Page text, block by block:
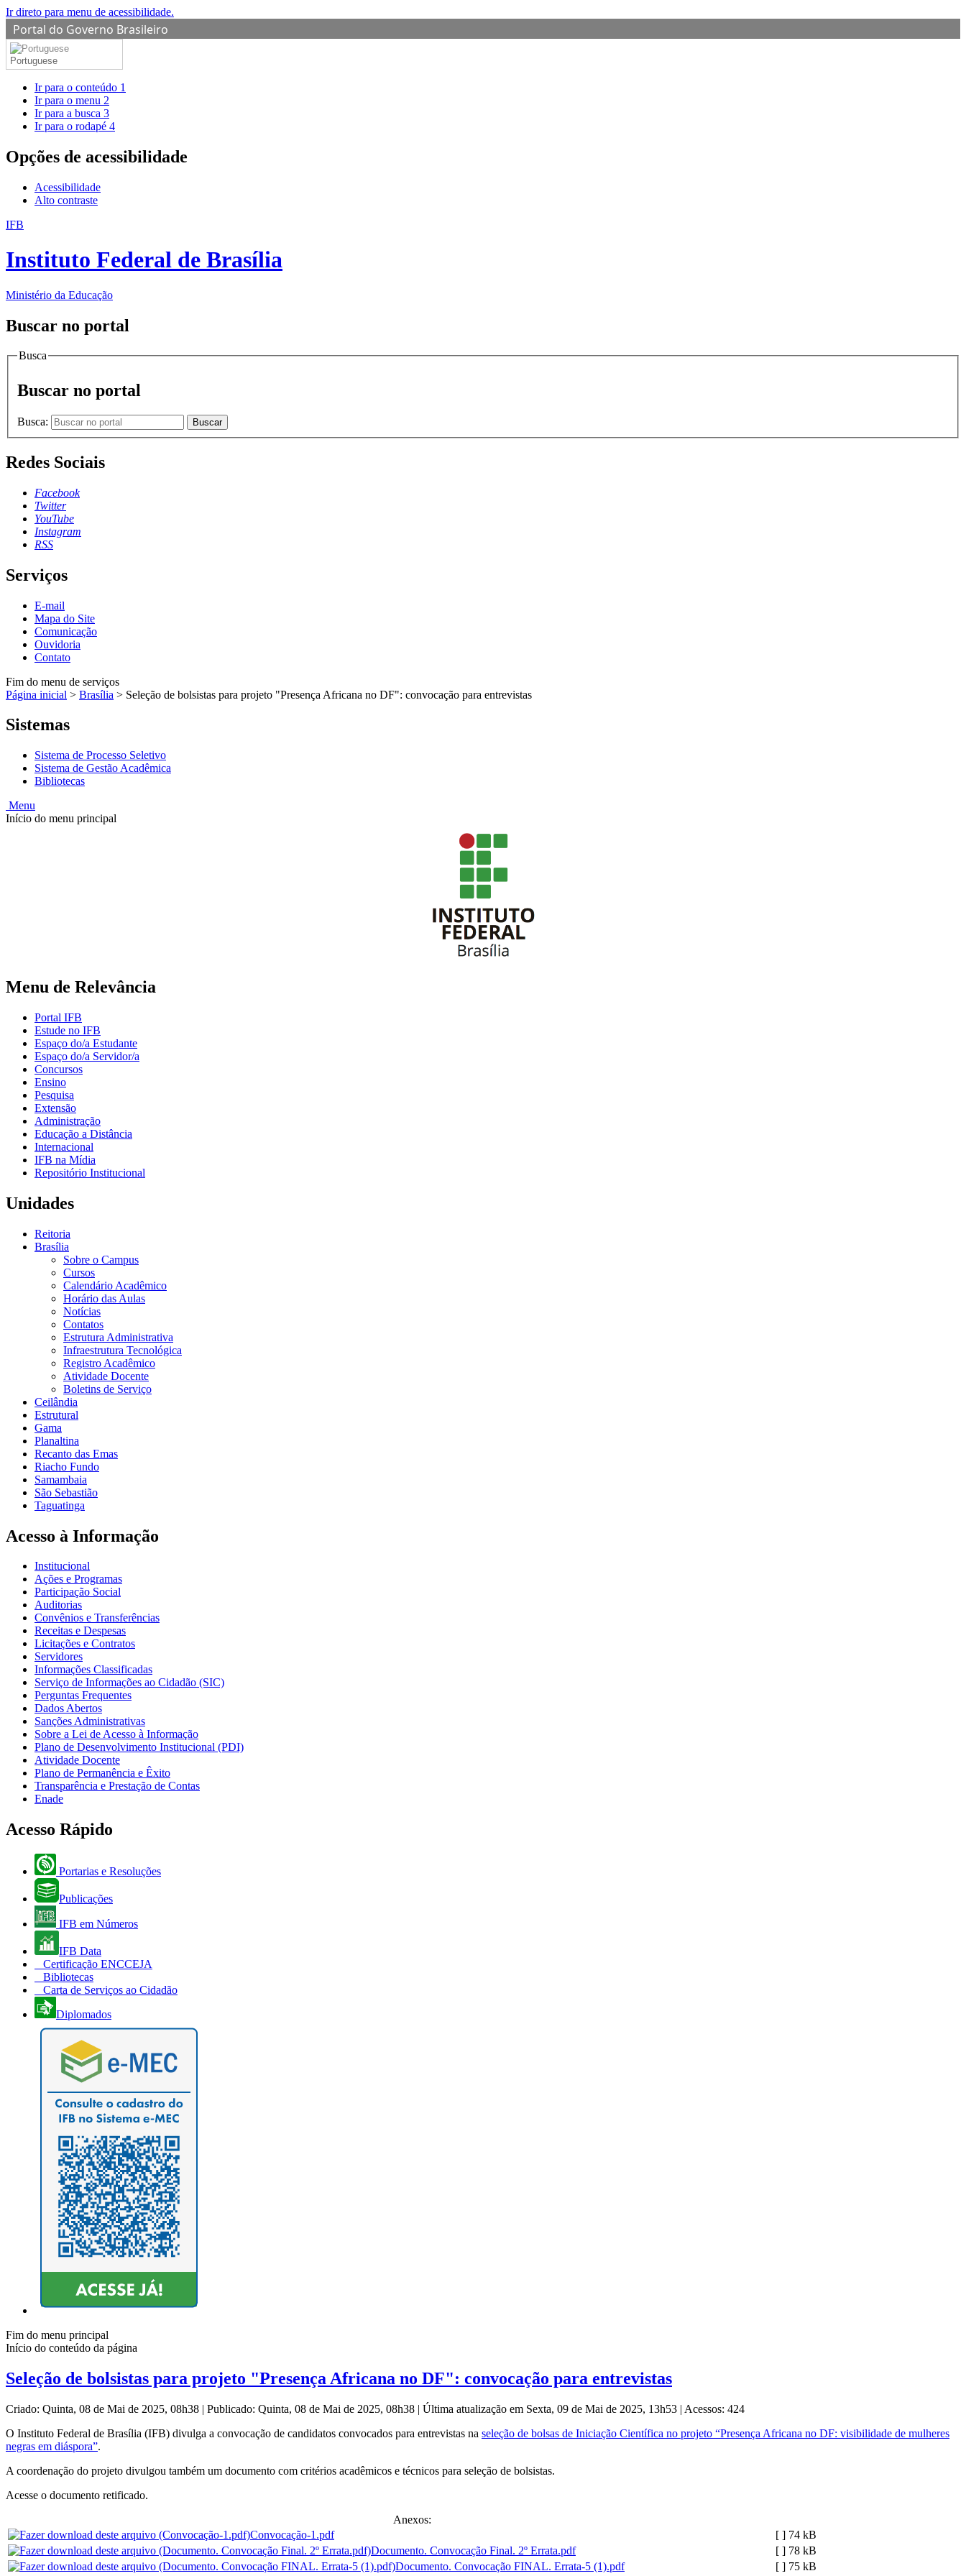
Ir direto para menu de acessibilidade.
Portal do Governo Brasileiro
Portuguese
Ir para o conteúdo 1
Ir para o menu 2
Ir para a busca 3
Ir para o rodapé 4
Opções de acessibilidade
Acessibilidade
Alto contraste
IFB
Instituto Federal de Brasília
Ministério da Educação
Buscar no portal
Busca
Buscar no portal
Busca: Buscar
Redes Sociais
Facebook
Twitter
YouTube
Instagram
RSS
Serviços
E-mail
Mapa do Site
Comunicação
Ouvidoria
Contato
Fim do menu de serviços
Página inicial > Brasília > Seleção de bolsistas para projeto "Presença Africana no DF": convocação para entrevistas
Sistemas
Sistema de Processo Seletivo
Sistema de Gestão Acadêmica
Bibliotecas
Menu
Início do menu principal
Menu de Relevância
Portal IFB
Estude no IFB
Espaço do/a Estudante
Espaço do/a Servidor/a
Concursos
Ensino
Pesquisa
Extensão
Administração
Educação a Distância
Internacional
IFB na Mídia
Repositório Institucional
Unidades
Reitoria
Brasília
Sobre o Campus
Cursos
Calendário Acadêmico
Horário das Aulas
Notícias
Contatos
Estrutura Administrativa
Infraestrutura Tecnológica
Registro Acadêmico
Atividade Docente
Boletins de Serviço
Ceilândia
Estrutural
Gama
Planaltina
Recanto das Emas
Riacho Fundo
Samambaia
São Sebastião
Taguatinga
Acesso à Informação
Institucional
Ações e Programas
Participação Social
Auditorias
Convênios e Transferências
Receitas e Despesas
Licitações e Contratos
Servidores
Informações Classificadas
Serviço de Informações ao Cidadão (SIC)
Perguntas Frequentes
Dados Abertos
Sanções Administrativas
Sobre a Lei de Acesso à Informação
Plano de Desenvolvimento Institucional (PDI)
Atividade Docente
Plano de Permanência e Êxito
Transparência e Prestação de Contas
Enade
Acesso Rápido
Portarias e Resoluções
Publicações
IFB em Números
IFB Data
Certificação ENCCEJA
Bibliotecas
Carta de Serviços ao Cidadão
Diplomados
Fim do menu principal
Início do conteúdo da página
Seleção de bolsistas para projeto "Presença Africana no DF": convocação para entrevistas
Criado: Quinta, 08 de Mai de 2025, 08h38 | Publicado: Quinta, 08 de Mai de 2025, 08h38 | Última atualização em Sexta, 09 de Mai de 2025, 13h53 | Acessos: 424
O Instituto Federal de Brasília (IFB) divulga a convocação de candidatos convocados para entrevistas na seleção de bolsas de Iniciação Científica no projeto “Presença Africana no DF: visibilidade de mulheres
negras em diáspora”.
A coordenação do projeto divulgou também um documento com critérios acadêmicos e técnicos para seleção de bolsistas.
Acesse o documento retificado.
Anexos:
Convocação-1.pdf
[ ] 74 kB
Documento. Convocação Final. 2º Errata.pdf
[ ] 78 kB
Documento. Convocação FINAL. Errata-5 (1).pdf
[ ] 75 kB